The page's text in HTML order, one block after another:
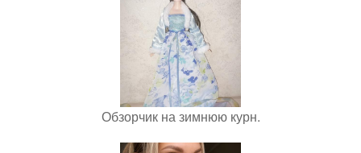
Обзорчик на зимнюю курн.